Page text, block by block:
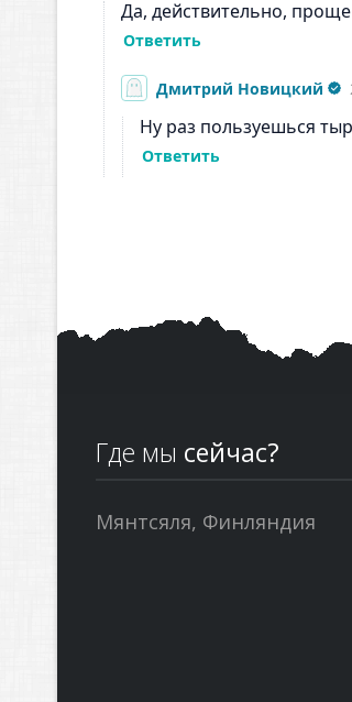
Где мы сейчас?
Мянтсяля, Финляндия